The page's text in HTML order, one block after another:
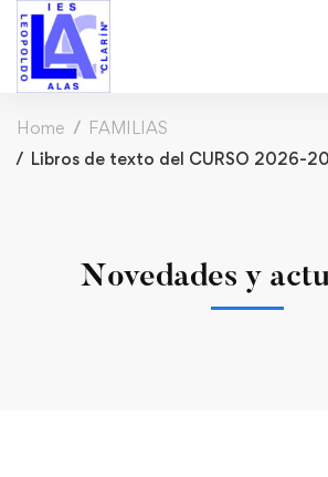
Home
FAMILIAS
Libros de texto del CURSO 2026-
Novedades y